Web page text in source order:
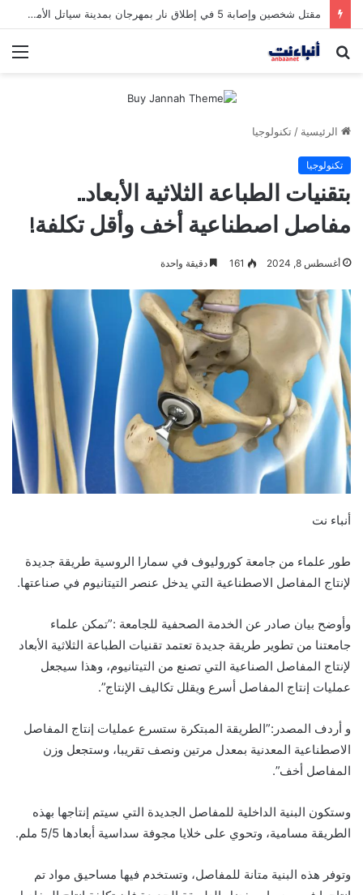
مقتل شخصين وإصابة 5 في إطلاق نار بمهرجان بمدينة سياتل الأميركية
بحث
الرئيسية / تكنولوجيا
تكنولوجيا
بتقنيات الطباعة الثلاثية الأبعاد..
مفاصل اصطناعية أخف وأقل تكلفة!
أغسطس 8, 2024 161 دقيقة واحدة
أنباء نت
طور علماء من جامعة كوروليوف في سمارا الروسية طريقة جديدة
لإنتاج المفاصل الاصطناعية التي يدخل عنصر التيتانيوم في صناعتها.
وأوضح بيان صادر عن الخدمة الصحفية للجامعة :”تمكن علماء
جامعتنا من تطوير طريقة جديدة تعتمد تقنيات الطباعة الثلاثية الأبعاد
لإنتاج المفاصل الصناعية التي تصنع من التيتانيوم، وهذا سيجعل
عمليات إنتاج المفاصل أسرع ويقلل تكاليف الإنتاج”.
و أردف المصدر:”الطريقة المبتكرة ستسرع عمليات إنتاج المفاصل
الاصطناعية المعدنية بمعدل مرتين ونصف تقريبا، وستجعل وزن
المفاصل أخف”.
وستكون البنية الداخلية للمفاصل الجديدة التي سيتم إنتاجها بهذه
الطريقة مسامية، وتحوي على خلايا مجوفة سداسية أبعادها 5/5 ملم.
وتوفر هذه البنية متانة للمفاصل، وتستخدم فيها مساحيق مواد تم